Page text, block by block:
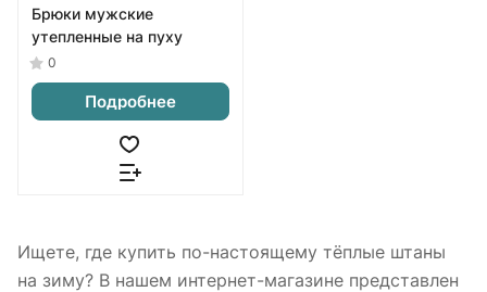
Брюки мужские
утепленные на пуху
0
Подробнее
Ищете, где купить по-настоящему тёплые штаны
на зиму? В нашем интернет-магазине представлен